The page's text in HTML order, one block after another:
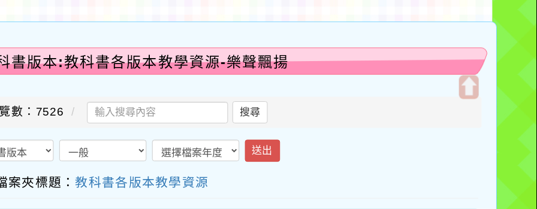
書版本:教科書各版本教學資源-樂聲飄揚
數：7526 搜尋
送出
案夾標題：教科書各版本教學資源